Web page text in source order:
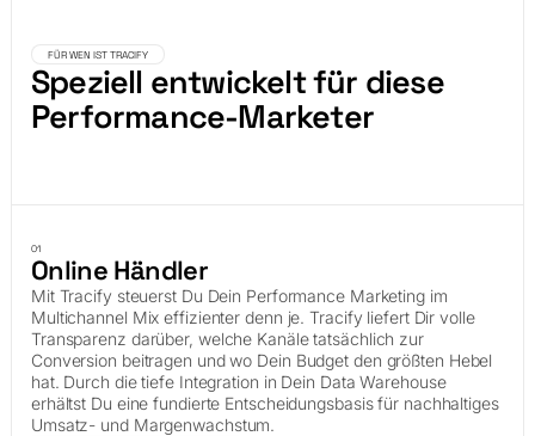
FÜR WEN IST TRACIFY
Speziell entwickelt für diese
Performance-Marketer
01
Online Händler
Mit Tracify steuerst Du Dein Performance Marketing im
Multichannel Mix effizienter denn je. Tracify liefert Dir volle
Transparenz darüber, welche Kanäle tatsächlich zur
Conversion beitragen und wo Dein Budget den größten Hebel
hat. Durch die tiefe Integration in Dein Data Warehouse
erhältst Du eine fundierte Entscheidungsbasis für nachhaltiges
Umsatz- und Margenwachstum.